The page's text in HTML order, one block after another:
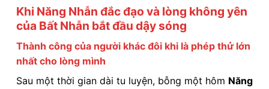
Khi Năng Nhẫn đắc đạo và lòng không yên
của Bất Nhẫn bắt đầu dậy sóng
Thành công của người khác đôi khi là phép thử lớn
nhất cho lòng mình
Sau một thời gian dài tu luyện, bỗng một hôm Năng